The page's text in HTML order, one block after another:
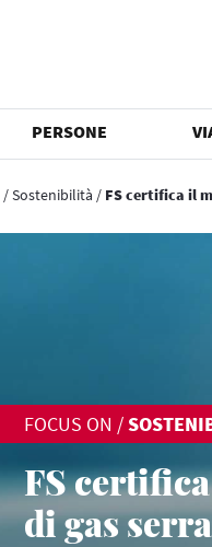
PERSONE
/Sostenibilità / FS certifica il
FOCUS ON /
FS
di gas serra